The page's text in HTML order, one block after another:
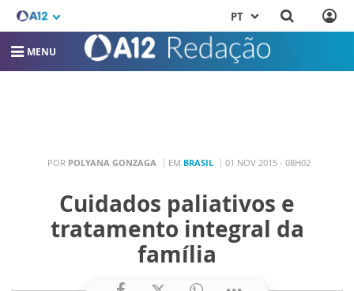
PT
MENU
POR POLYANA GONZAGA EM BRASIL 01 NOV 2015 - 08H02
Cuidados paliativos e
tratamento integral da
família